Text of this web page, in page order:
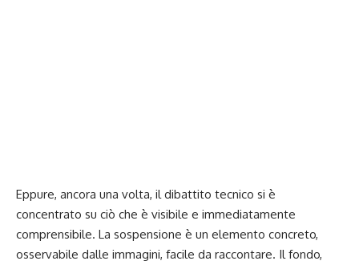
Eppure, ancora una volta, il dibattito tecnico si è
concentrato su ciò che è visibile e immediatamente
comprensibile. La sospensione è un elemento concreto,
osservabile dalle immagini, facile da raccontare. Il fondo,